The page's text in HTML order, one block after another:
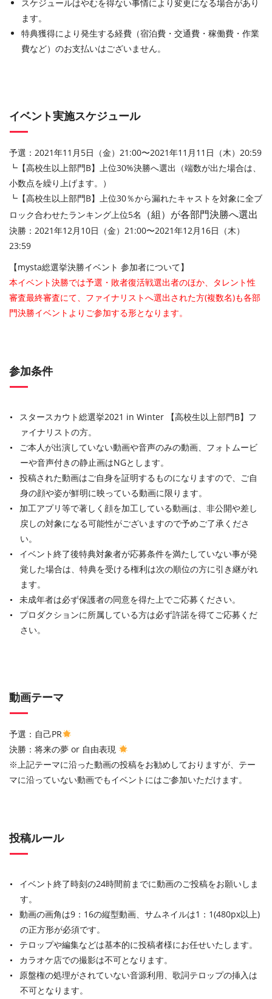
スケジュールはやむを得ない事情により変更になる場合があり
ます。
特典獲得により発生する経費（宿泊費・交通費・稼働費・作業
費など）のお支払いはございません。
イベント実施スケジュール
予選：2021年11月5日（金）21:00〜2021年11月11日（木）20:59
┗【高校生以上部門B】上位30%決勝へ選出（端数が出た場合は、
小数点を繰り上げます。）
┗【高校生以上部門B】上位30％から漏れたキャストを対象に全ブ
ロック合わせたランキング上位5名
（組） が各部門決勝へ選出
決勝：2021年12月10日（金）21:00〜2021年12月16日（木）
23:59
【mysta総選挙決勝イベント 参加者について】
本イベント決勝では予選・敗者復活戦選出者のほか、タレント性
審査最終審査にて、ファイナリストへ選出された方(複数名)も各部
門決勝イベントよりご参加する形となります。
参加条件
スタースカウト総選挙2021 in Winter 【高校生以上部門B】フ
ァイナリストの方。
ご本人が出演していない動画や音声のみの動画、フォトムービ
ーや音声付きの静止画はNGとします。
投稿された動画はご自身を証明するものになりますので、ご自
身の顔や姿が鮮明に映っている動画に限ります。
加工アプリ等で著しく顔を加工している動画は、非公開や差し
戻しの対象になる可能性がございますので予めご了承くださ
い。
イベント終了後特典対象者が応募条件を満たしていない事が発
覚した場合は、特典を受ける権利は次の順位の方に引き継がれ
ます。
未成年者は必ず保護者の同意を得た上でご応募ください。
プロダクションに所属している方は必ず許諾を得てご応募くだ
さい。
動画テーマ
予選：自己PR
決勝：将来の夢 or 自由表現
※上記テーマに沿った動画の投稿をお勧めしておりますが、テー
マに沿っていない動画でもイベントにはご参加いただけます。
投稿ルール
イベント終了時刻の24時間前までに動画のご投稿をお願いしま
す。
動画の画角は9：16の縦型動画、サムネイルは1：1(480px以上)
の正方形が必須です。
テロップや編集などは基本的に投稿者様にお任せいたします。
カラオケ店での撮影は不可となります。
原盤権の処理がされていない音源利用、歌詞テロップの挿入は
不可となります。